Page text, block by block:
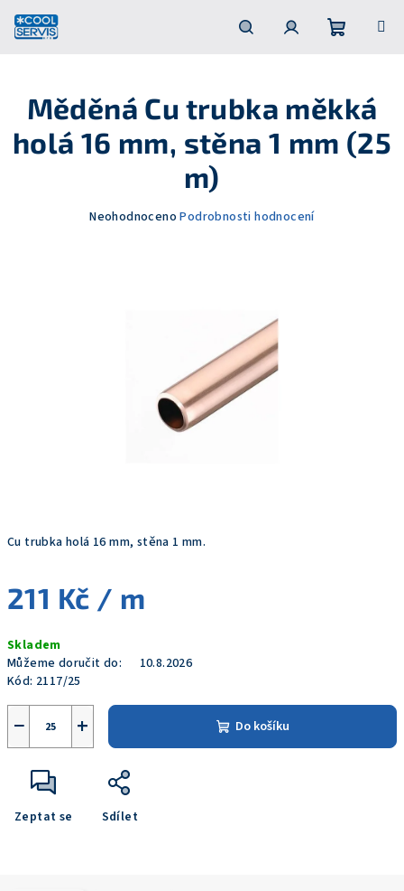
obsah
košík
Cu trubka holá 16 mm, stěna 1 mm.
211 Kč / m
cena:
Skladem
Můžeme doručit do:
10.8.2026
Kód: 2117/25
+
− Do košíku
Zeptat se Sdílet
Měděná Cu trubka měkká
holá 16 mm, stěna 1 mm (25
m)
Průměrné
Neohodnoceno Podrobnosti hodnocení